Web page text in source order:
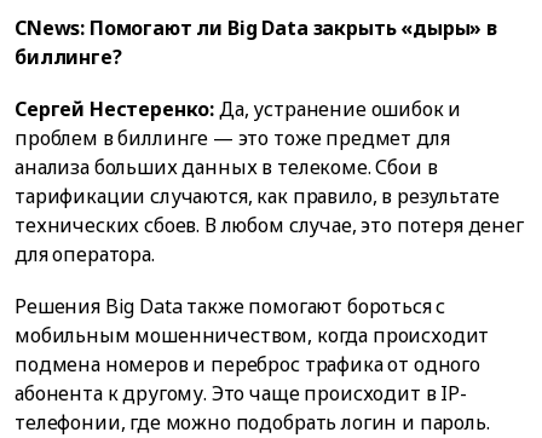
CNews: Помогают ли Big Data закрыть «дыры» в
биллинге?
Сергей Нестеренко:Да, устранение ошибок и
проблем в биллинге — это тоже предмет для
анализа больших данных в телекоме. Сбои в
тарификации случаются, как правило, в результате
технических сбоев. В любом случае, это потеря денег
для оператора.
Решения Big Data также помогают бороться с
мобильным мошенничеством, когда происходит
подмена номеров и переброс трафика от одного
абонента к другому. Это чаще происходит в IP-
телефонии, где можно подобрать логин и пароль.